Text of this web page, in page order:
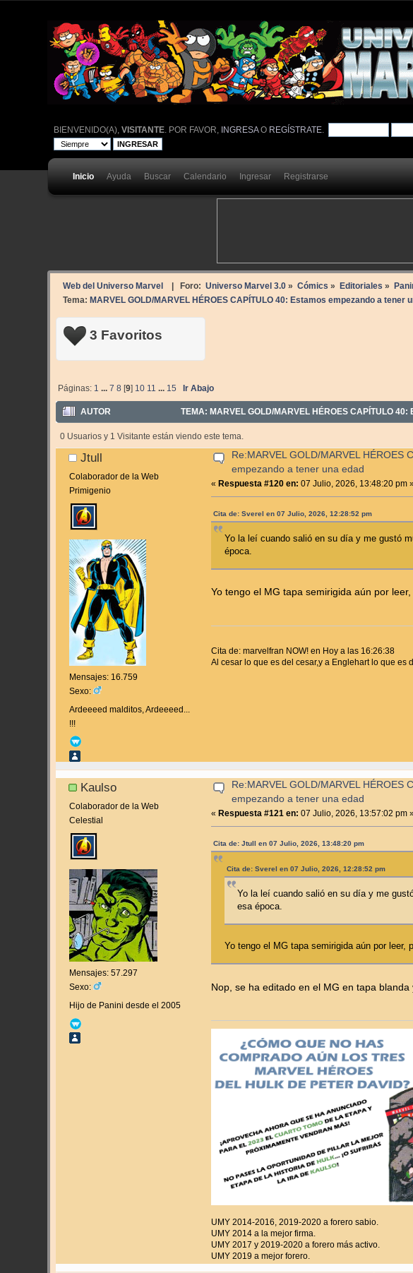
BIENVENIDO(A), VISITANTE. POR FAVOR, INGRESAO REGÍSTRATE.
Inicio Ayuda Buscar Calendario Ingresar Registrarse
Web del Universo Marvel | Foro: Universo Marvel 3.0» Cómics » Editoriales »
Tema: MARVEL GOLD/MARVEL HÉROES CAPÍTULO 40: Estamos empezando a tener
3 Favoritos
Páginas: 1 ... 7 8[9] 10 11 ... 15 Ir Abajo
AUTOR TEMA: MARVEL GOLD/MARVEL HÉROES CAPÍTULO
0 Usuarios y 1 Visitante están viendo este tema.
Jtull
Colaborador de la Web
Primigenio
Mensajes: 16.759
Sexo:
Ardeeeed malditos, Ardeeeed...
!!!
Re:MARVEL GOLD/MARVEL HÉROES
empezando a tener una edad
«Respuesta #120 en: 07 Julio, 2026, 13:48:20 pm
Cita de: Sverel en 07 Julio, 2026, 12:28:52 pm
Yo la leí cuando salió en su día y me gustó
época.
Yo tengo el MG tapa semirigida aún por
Cita de: marvelfran NOW! en Hoy a las 16:26:38
Al cesar lo que es del cesar,y a Englehart lo que es
Kaulso
Colaborador de la Web
Celestial
Mensajes: 57.297
Sexo:
Hijo de Panini desde el 2005
Re:MARVEL GOLD/MARVEL HÉROES
empezando a tener una edad
« Respuesta #121 en: 07 Julio, 2026, 13:57:02 pm
Cita de: Jtull en 07 Julio, 2026, 13:48:20 pm
Cita de: Sverel en 07 Julio, 2026, 12:28:52 pm
Yo la leí cuando salió en su día y me
esa época.
Yo tengo el MG tapa semirigida aún por leer,
Nop, se ha editado en el MG en tapa
UMY 2014-2016, 2019-2020 a forero sabio.
UMY 2014 a la mejor firma.
UMY 2017 y 2019-2020 a forero más activo.
UMY 2019 a mejor forero.